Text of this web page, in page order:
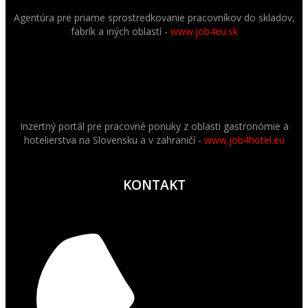
Agentúra pre priame sprostredkovanie pracovníkov do skladov,
fabrík a iných oblastí - www.job4eu.sk
Inzertný portál pre pracovné ponuky z oblasti gastronómie a
hotelierstva na Slovensku a v zahraničí - www.job4hotel.eu
KONTAKT